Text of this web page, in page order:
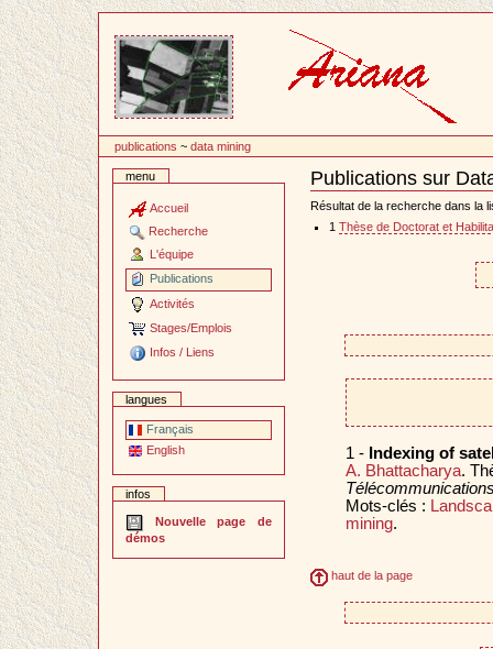
contenu
publications ~data mining
menu
Accueil
Recherche
L'équipe
Publications
Activités
Stages/Emplois
Infos / Liens
langues
Français
English
infos
Nouvelle page de
démos
Publications sur
Document
Actions
Résultat de la recherche dans la
1 Thèse de Doctorat et
1 - Indexing of
A. Bhattacharya.
Mots-clés :
mining.
haut de la page